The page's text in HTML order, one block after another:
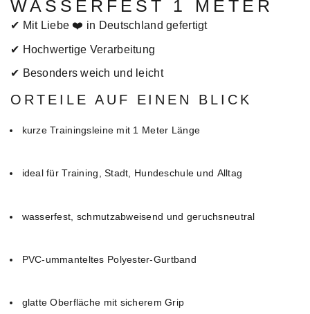
WASSERFEST 1 METER
✔ Mit Liebe ❤️ in Deutschland gefertigt
✔ Hochwertige Verarbeitung
✔ Besonders weich und leicht
ORTEILE AUF EINEN BLICK
kurze Trainingsleine mit 1 Meter Länge
ideal für Training, Stadt, Hundeschule und Alltag
wasserfest, schmutzabweisend und geruchsneutral
PVC-ummanteltes Polyester-Gurtband
glatte Oberfläche mit sicherem Grip